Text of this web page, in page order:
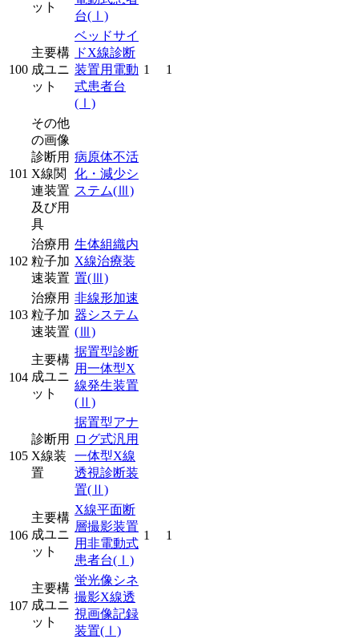
ット
台(Ⅰ)
100
主要構
成ユニ
ット
ベッドサイ
ドX線診断
装置用電動
式患者台
(Ⅰ)
1 1
101
その他
の画像
診断用
X線関
連装置
及び用
具
病原体不活
化・減少シ
ステム(Ⅲ)
102
治療用
粒子加
速装置
生体組織内
X線治療装
置(Ⅲ)
103
治療用
粒子加
速装置
非線形加速
器システム
(Ⅲ)
104
主要構
成ユニ
ット
据置型診断
用一体型X
線発生装置
(Ⅱ)
105
診断用
X線装
置
据置型アナ
ログ式汎用
一体型X線
透視診断装
置(Ⅱ)
106
主要構
成ユニ
ット
X線平面断
層撮影装置
用非電動式
患者台(Ⅰ)
1 1
107
主要構
成ユニ
ット
蛍光像シネ
撮影X線透
視画像記録
装置(Ⅰ)